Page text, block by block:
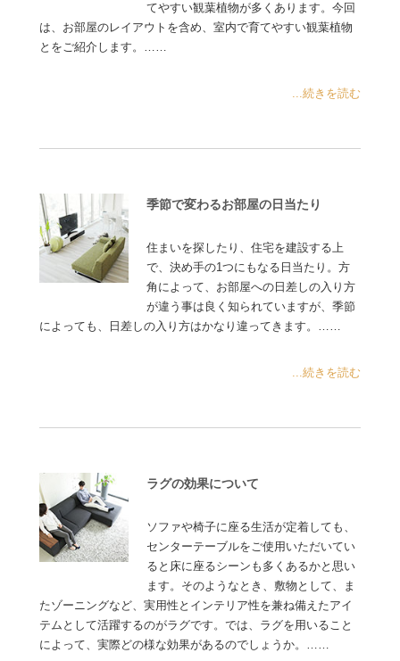
てやすい観葉植物が多くあります。今回
は、お部屋のレイアウトを含め、室内で育てやすい観葉植物
とをご紹介します。……
...続きを読む
季節で変わるお部屋の日当たり
住まいを探したり、住宅を建設する上
で、決め手の1つにもなる日当たり。方
角によって、お部屋への日差しの入り方
が違う事は良く知られていますが、季節
によっても、日差しの入り方はかなり違ってきます。……
...続きを読む
ラグの効果について
ソファや椅子に座る生活が定着しても、
センターテーブルをご使用いただいてい
ると床に座るシーンも多くあるかと思い
ます。そのようなとき、敷物として、ま
たゾーニングなど、実用性とインテリア性を兼ね備えたアイ
テムとして活躍するのがラグです。では、ラグを用いること
によって、実際どの様な効果があるのでしょうか。……